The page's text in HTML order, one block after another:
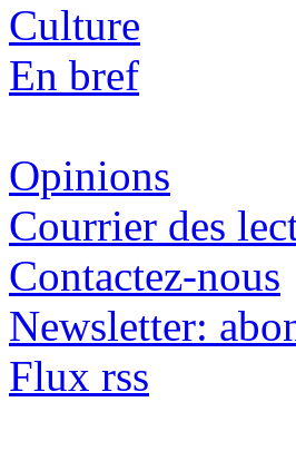
Culture
En bref
Opinions
Courrier des
Contactez-nous
Newsletter:
Flux rss